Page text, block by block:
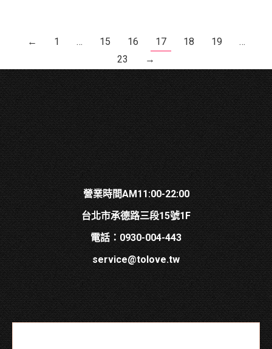
← 1 … 15 16 17 18 19
…
23
→
營業時間AM11:00-22:00
台北市承德路三段15號1F
電話：0930-004-443
service@tolove.tw